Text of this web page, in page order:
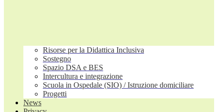
Risorse per la Didattica Inclusiva
Sostegno
Spazio DSA e BES
Intercultura e integrazione
Scuola in Ospedale (SIO) / Istruzione domiciliare
Progetti
News